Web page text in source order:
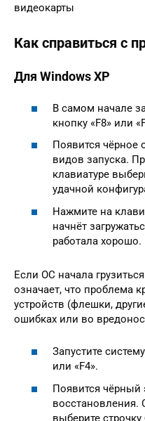
видеокарты
Как справиться с
Для Windows XP
В самом начале
кнопку «F8» или
Появится
видов запуска.
клавиатуре
удачной
Нажмите на
начнёт
работала хорошо.
Если ОС начала
означает, что проблема
устройств (флешки,
ошибках или во
Запустите
или «F4».
Появится чёрный
восстановления.
выберите